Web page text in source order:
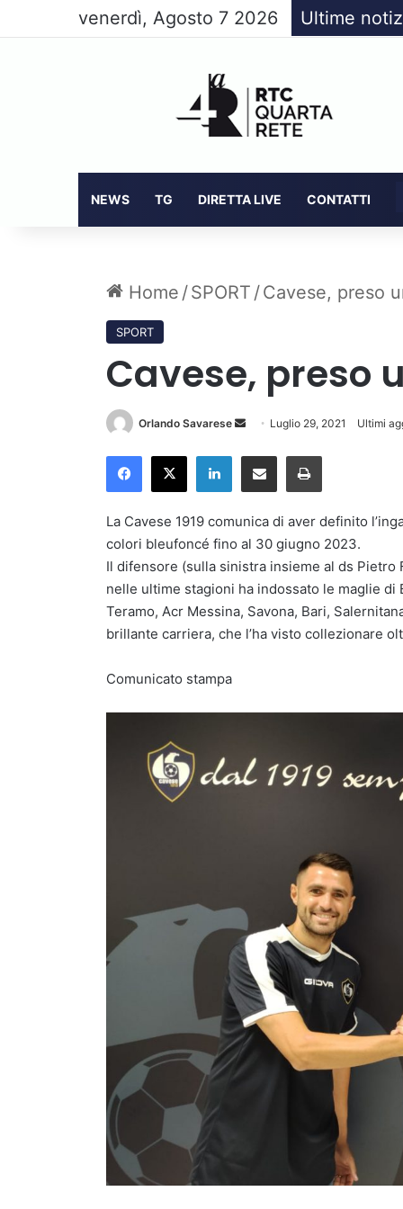
venerdì, Agosto 7 2026 Ultime
NEWS TG DIRETTA LIVE CONTATTI
Home /SPORT /Cavese, preso
SPORT
Cavese, preso
Orlando Savarese
Invia Luglio 29, 2021 Ultimi
Facebook
X LinkedIn
Condividi via EmailStampa
La Cavese 1919 comunica di aver definito
colori bleufoncé fino al 30 giugno 2023.
Il difensore (sulla sinistra insieme al ds Pietro
nelle ultime stagioni ha indossato le maglie di
Teramo, Acr Messina, Savona, Bari,
brillante carriera, che l’ha visto collezionare
Comunicato stampa